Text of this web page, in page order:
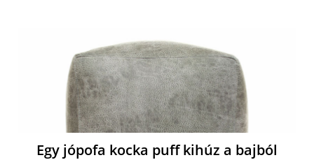
Egy jópofa kocka puff kihúz a bajból